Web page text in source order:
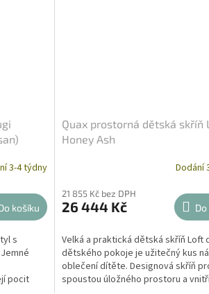
3-4 týdny
košíku
s
pocit
Quax prostorná dětská skříň
Honey Ash
Dodání
21 855 Kč bez DPH
26 444 Kč
Velká a praktická dětská skříň Loft
dětského pokoje je užitečný kus
oblečení dítěte. Designová skříň
spoustou úložného prostoru a